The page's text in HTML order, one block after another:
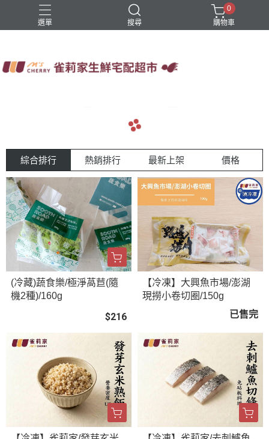
選單 搜尋
0
購物車
綜合排行 熱銷排行 最新上架 價格
(冷藏)蔬食樂/極淨萵苣(隨
機2種)/160g
$216
【冷凍】大興魚市場/澎湖
現撈小卷切圈/150g
已售完